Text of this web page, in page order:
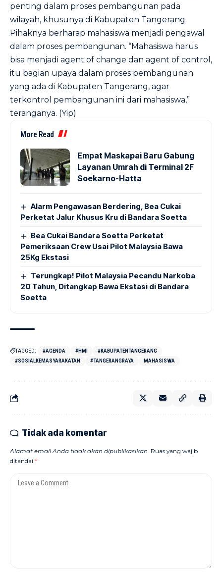
penting dalam proses pembangunan pada
wilayah, khusunya di Kabupaten Tangerang.
Pihaknya berharap mahasiswa menjadi pengawal
dalam proses pembangunan. “Mahasiswa harus
bisa menjadi agent of change dan agent of control,
itu bagian upaya dalam proses pembangunan
yang ada di Kabupaten Tangerang, agar
terkontrol pembangunan ini dari mahasiswa,”
teranganya. (Yip)
More Read
Empat Maskapai Baru Gabung
Layanan Umrah di Terminal 2F
Soekarno-Hatta
Alarm Pengawasan Berdering, Bea Cukai
Perketat Jalur Khusus Kru di Bandara Soetta
Bea Cukai Bandara Soetta Perketat
Pemeriksaan Crew Usai Pilot Malaysia Bawa
25Kg Ekstasi
Terungkap! Pilot Malaysia Pecandu Narkoba
20 Tahun, Ditangkap Bawa Ekstasi di Bandara
Soetta
TAGGED: #AGENDA #HMI
#KABUPATENTANGERANG
#SOSIALKEMASYARAKATAN
#TANGERANGRAYA MAHASISWA
Tidak ada komentar
Alamat email Anda tidak akan dipublikasikan. Ruas yang wajib
ditandai *